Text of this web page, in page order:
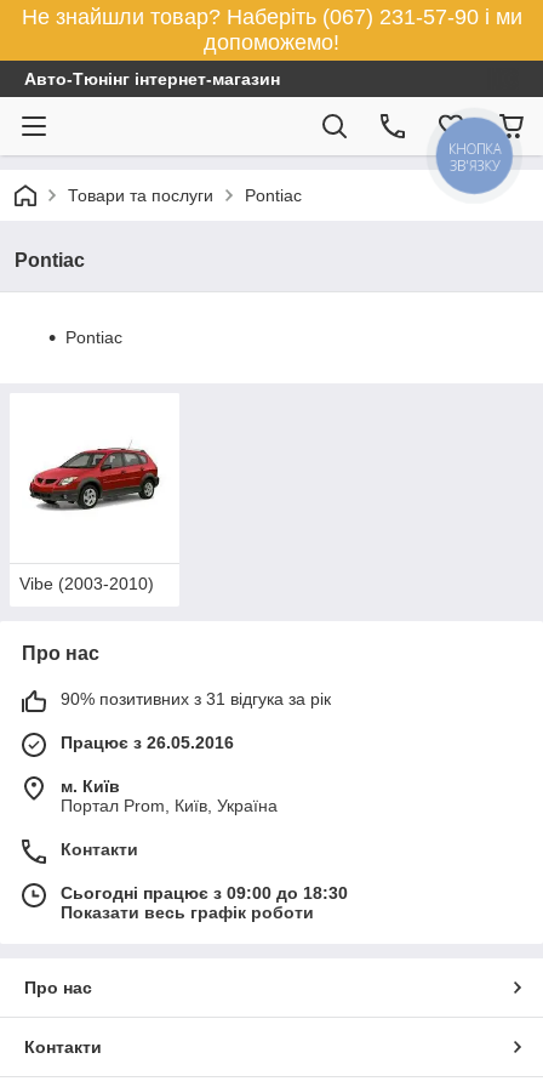
Не знайшли товар? Наберіть (067) 231-57-90 і ми
допоможемо!
Авто-Тюнінг інтернет-магазин
Товари та послуги Pontiac
Pontiac
Pontiac
Vibe (2003-2010)
Про нас
90% позитивних з 31 відгука за рік
Працює з 26.05.2016
м. Київ
Портал Prom, Київ, Україна
Контакти
Сьогодні працює з 09:00 до 18:30
Показати весь графік роботи
Про нас
Контакти
КНОПКА
ЗВ'ЯЗКУ